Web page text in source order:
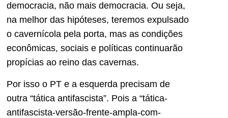
democracia, não mais democracia. Ou seja,
na melhor das hipóteses, teremos expulsado
o cavernícola pela porta, mas as condições
econômicas, sociais e políticas continuarão
propícias ao reino das cavernas.
Por isso o PT e a esquerda precisam de
outra “tática antifascista”. Pois a “tática-
antifascista-versão-frente-ampla-com-